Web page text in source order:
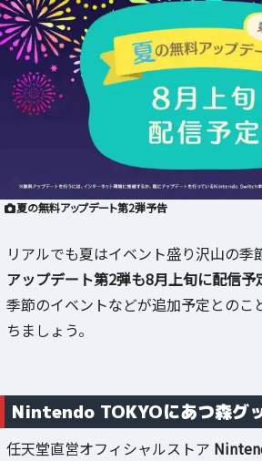
夏の無料アップデート第2弾予告
リアルでも夏はイベント盛り沢山の季
アップデート第2弾も8月上旬に配信予
季節のイベントなどが追加予定とのこ
ちましょう。
Nintendo TOKYOにあつ森グ
任天堂直営オフィシャルストア